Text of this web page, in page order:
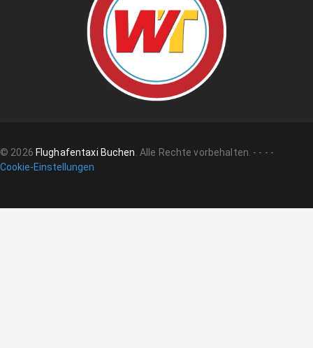
© 2026 Flughafentaxi Buchen. Alle Rechte vorbehalten. - - - -
Cookie-Einstellungen